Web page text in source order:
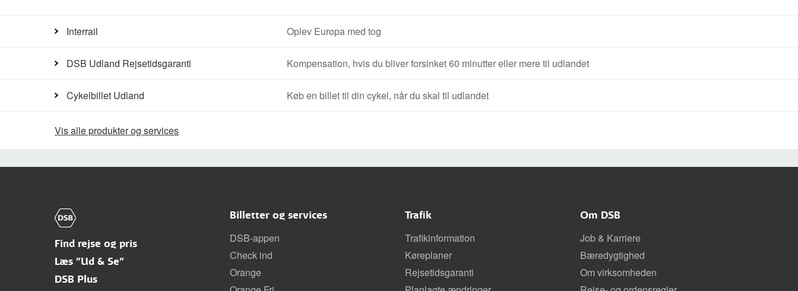
Interrail Oplev Europa med tog
DSB Udland Rejsetidsgaranti Kompensation, hvis du bliver forsinket 60 minutter eller mere til udlandet
Cykelbillet Udland Køb en billet til din cykel, når du skal til udlandet
Vis alle produkter og services
Find rejse og pris
Læs "Ud & Se"
DSB Plus
Billetter og services
DSB-appen
Check ind
Orange
Trafik
Trafikinformation
Køreplaner
Rejsetidsgaranti
Om DSB
Job & Karriere
Bæredygtighed
Om virksomheden